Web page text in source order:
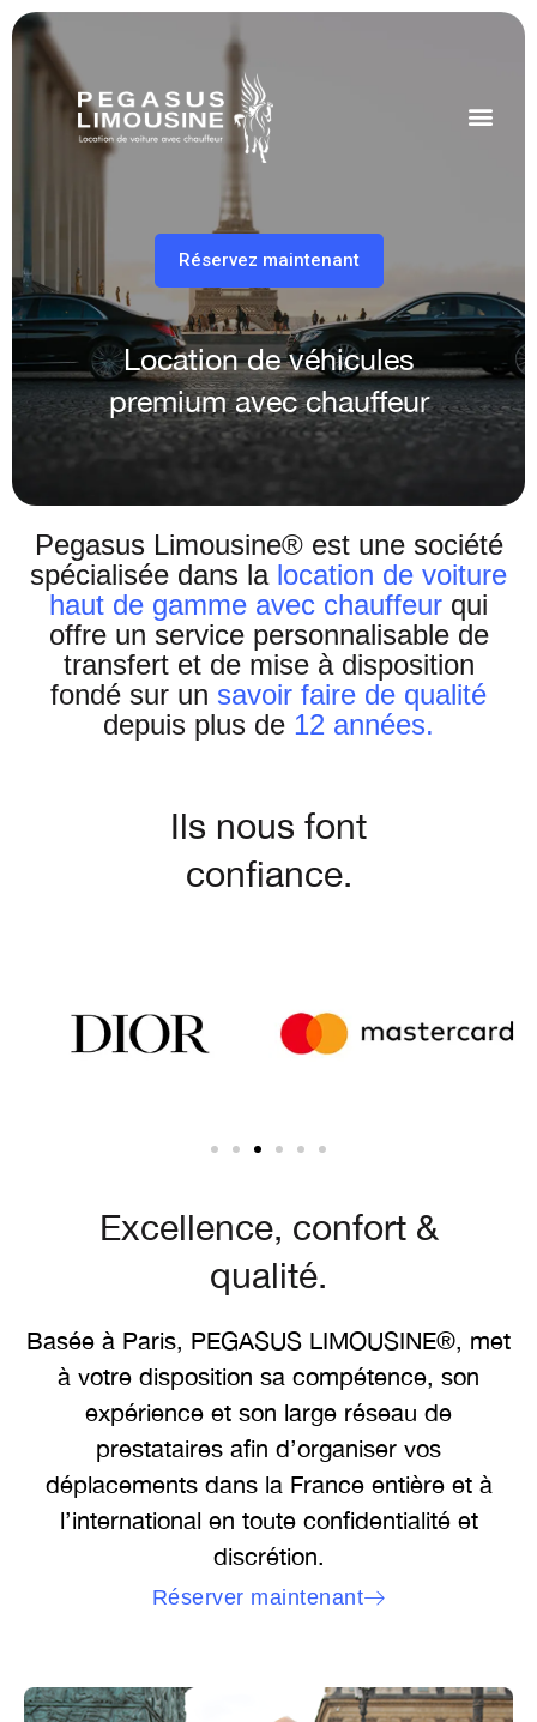
Réservez maintenant
Location de véhicules
premium avec chauffeur
Pegasus Limousine® est une société
spécialisée dans la location de voiture
haut de gamme avec chauffeur qui
offre un service personnalisable de
transfert et de mise à disposition
fondé sur un savoir faire de qualité
depuis plus de 12 années.
Ils nous font
confiance.
Excellence, confort &
qualité.
Basée à Paris, PEGASUS LIMOUSINE®, met
à votre disposition sa compétence, son
expérience et son large réseau de
prestataires afin d’organiser vos
déplacements dans la France entière et à
l’international en toute confidentialité et
discrétion.
Réserver maintenant